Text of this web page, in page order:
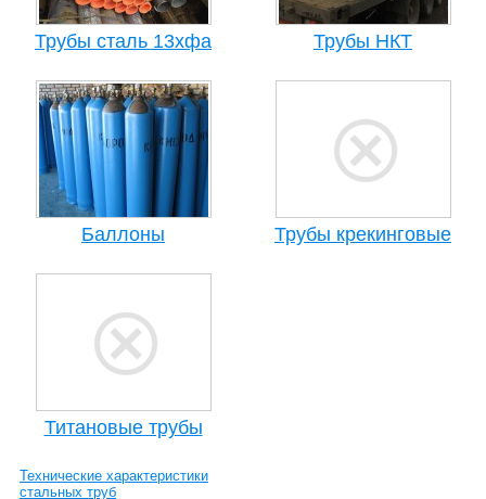
Трубы сталь 13хфа Трубы НКТ
Баллоны Трубы крекинговые
Титановые трубы
Технические характеристики
стальных труб